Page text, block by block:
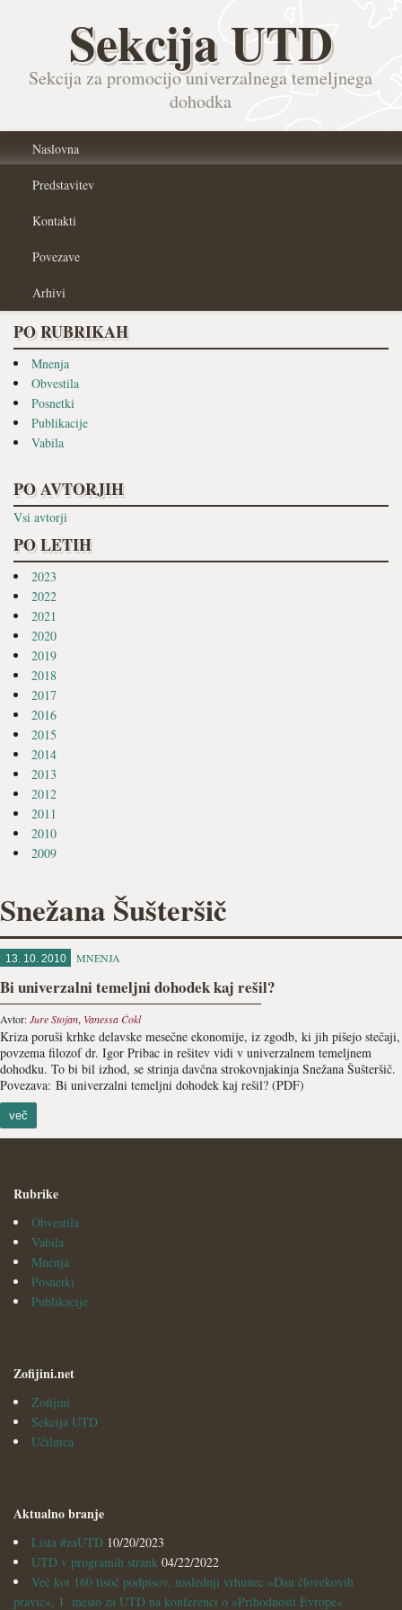
Sekcija UTD
Sekcija za promocijo univerzalnega temeljnega
dohodka
Naslovna
Predstavitev
Kontakti
Povezave
Arhivi
PO RUBRIKAH
Mnenja
Obvestila
Posnetki
Publikacije
Vabila
PO AVTORJIH
Vsi avtorji
PO LETIH
2023
2022
2021
2020
2019
2018
2017
2016
2015
2014
2013
2012
2011
2010
2009
Snežana Šušteršič
13. 10. 2010 MNENJA
Bi univerzalni temeljni dohodek kaj rešil?
Avtor:Jure Stojan, Vanessa Čokl
Kriza poruši krhke delavske mesečne ekonomije, iz zgodb, ki jih pišejo stečaji,
povzema filozof dr. Igor Pribac in rešitev vidi v univerzalnem temeljnem
dohodku. To bi bil izhod, se strinja davčna strokovnjakinja Snežana Šušteršič.
Povezava: Bi univerzalni temeljni dohodek kaj rešil? (PDF)
več
Rubrike
Obvestila
Vabila
Mnenja
Posnetki
Publikacije
Zofijini.net
Zofijini
Sekcija UTD
Učilnica
Aktualno branje
Lista #zaUTD 10/20/2023
UTD v programih strank 04/22/2022
Več kot 160 tisoč podpisov, naslednji vrhunec »Dan človekovih
pravic«, 1. mesto za UTD na konferenci o »Prihodnosti Evrope«